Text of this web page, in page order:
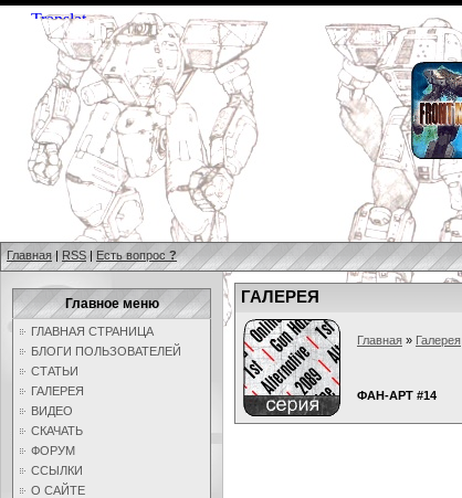
Главная | RSS | Есть вопрос ?
Главное меню
ГЛАВНАЯ СТРАНИЦА
БЛОГИ ПОЛЬЗОВАТЕЛЕЙ
СТАТЬИ
ГАЛЕРЕЯ
ВИДЕО
СКАЧАТЬ
ФОРУМ
ССЫЛКИ
О САЙТЕ
ГАЛЕРЕЯ
Главная » Галерея
ФАН-АРТ #14